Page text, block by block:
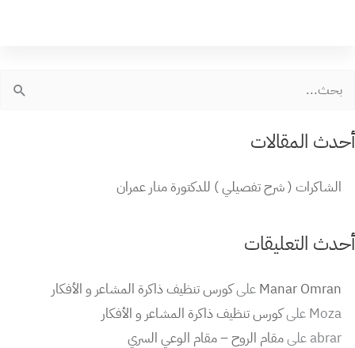
البحث
أحدث المقالات
الشاكرات ( شرح تفصيلي ) للدكتورة منار عمران
أحدث التعليقات
Manar Omran علىكورس تنظيف ذاكرة المشاعر و الأفكار
Moza علىكورس تنظيف ذاكرة المشاعر و الأفكار
abrarعلىمقام الروح – مقام الوعي السري